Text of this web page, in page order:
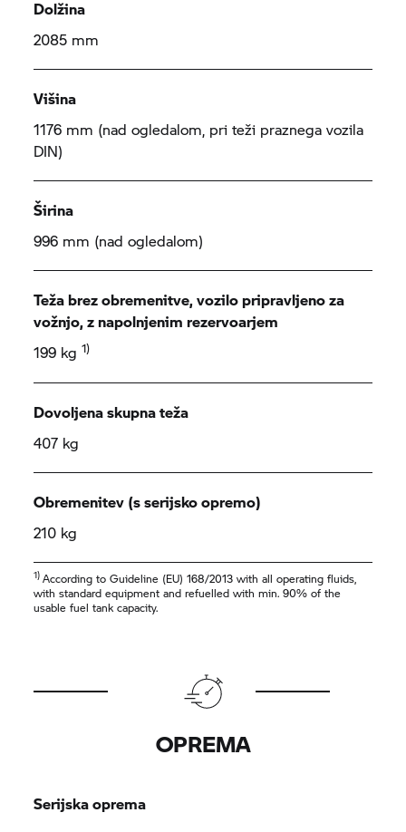
Dolžina
2085 mm
Višina
1176 mm (nad ogledalom, pri teži praznega vozila
DIN)
Širina
996 mm (nad ogledalom)
Teža brez obremenitve, vozilo pripravljeno za
vožnjo, z napolnjenim rezervoarjem
199 kg1)
Dovoljena skupna teža
407 kg
Obremenitev (s serijsko opremo)
210 kg
1) According to Guideline (EU) 168/2013 with all operating fluids,
with standard equipment and refuelled with min. 90% of the
usable fuel tank capacity.
OPREMA
Serijska oprema